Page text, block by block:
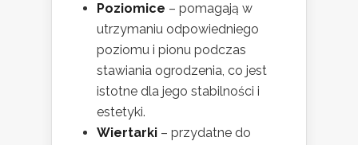
Poziomice – pomagają w
utrzymaniu odpowiedniego
poziomu i pionu podczas
stawiania ogrodzenia, co jest
istotne dla jego stabilności i
estetyki.
Wiertarki – przydatne do